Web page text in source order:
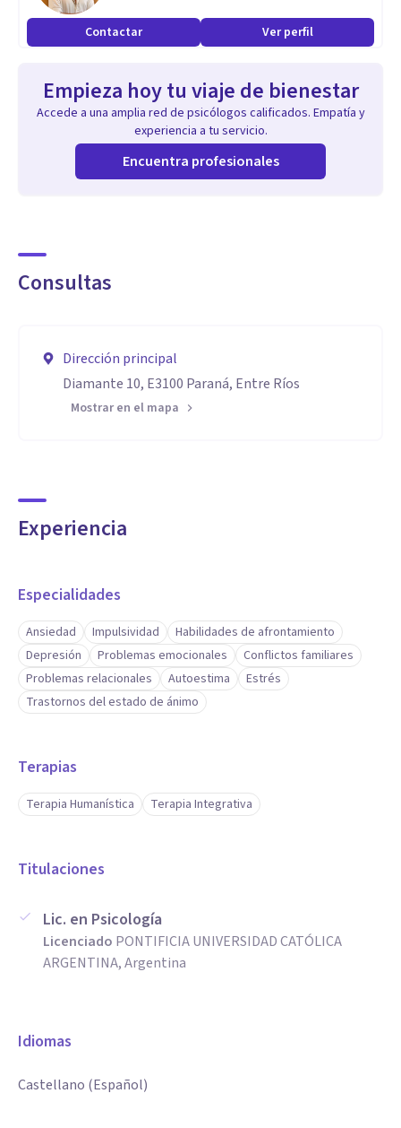
El diálogo significativo es fundamental para analizar el
pasado, presente y futuro de las situaciones analizadas. De
para mejorar la calidad de vida de cada consultante.
Contactar Ver perfil
Empieza hoy tu viaje de bienestar
Accede a una amplia red de psicólogos calificados. Empatía y
experiencia a tu servicio.
Encuentra profesionales
Consultas
Dirección principal
Diamante 10, E3100 Paraná, Entre Ríos
Mostrar en el mapa
Experiencia
Especialidades
Ansiedad Impulsividad
Habilidades de afrontamiento
Depresión
Problemas emocionales
Conflictos familiares
Problemas relacionales
Autoestima
Estrés
Trastornos del estado de ánimo
Terapias
Terapia Humanística Terapia Integrativa
Titulaciones
Lic. en Psicología
Licenciado PONTIFICIA UNIVERSIDAD CATÓLICA
ARGENTINA, Argentina
Idiomas
Castellano (Español)